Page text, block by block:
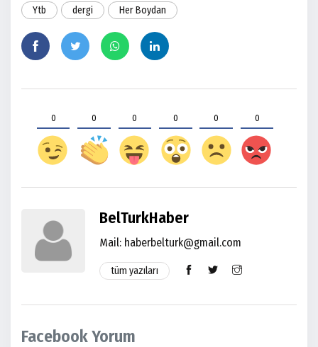
Ytb dergi Her Boydan
0 0 0 0 0 0
BelTurkHaber
Mail: haberbelturk@gmail.com
tüm yazıları
Facebook Yorum